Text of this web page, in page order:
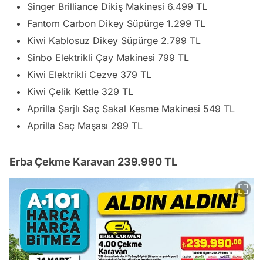
Singer Brilliance Dikiş Makinesi 6.499 TL
Fantom Carbon Dikey Süpürge 1.299 TL
Kiwi Kablosuz Dikey Süpürge 2.799 TL
Sinbo Elektrikli Çay Makinesi 799 TL
Kiwi Elektrikli Cezve 379 TL
Kiwi Çelik Kettle 329 TL
Aprilla Şarjlı Saç Sakal Kesme Makinesi 549 TL
Aprilla Saç Maşası 299 TL
Erba Çekme Karavan 239.990 TL